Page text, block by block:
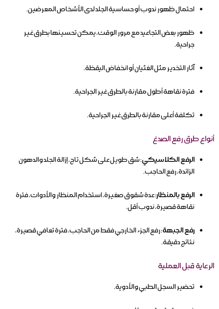
احتمال ظهور ندوب أو حساسية الجلد لدى الأشخاص المعرضين.
ظهور بعض التجاعيد مع مرور الوقت، يمكن تحسينها بطرق غير
جراحية.
آثار التخدير مثل الغثيان أو انخفاض اليقظة.
فترة نقاهة أطول مقارنة بالطرق غير الجراحية.
تكلفة أعلى مقارنة بالطرق غير الجراحية.
أنواع طرق رفع الصدغ
الرفع الكلاسيكي: شق طويل على شكل تاج، إزالة الجلد والدهون
الزائدة، رفع الحاجب.
الرفع بالمنظار: عدة شقوق صغيرة، استخدام المنظار والأدوات، فترة
نقاهة قصيرة، ندوب أقل.
رفع الجبهة: رفع الجزء الخارجي فقط من الحاجب، فترة تعافي قصيرة،
نتائج دقيقة.
الرعاية قبل العملية
تحضير السجل الطبي والأدوية.